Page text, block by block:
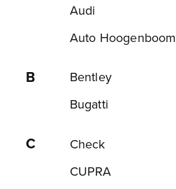
Audi
Auto Hoogenboom
B
Bentley
Bugatti
C
Check
CUPRA